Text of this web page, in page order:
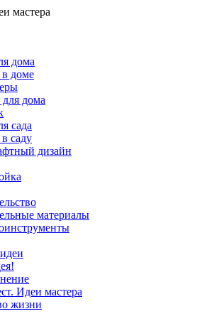
мастера
дома
доме
дома
сада
саду
дизайн
материалы
Идеи мастера
жизни